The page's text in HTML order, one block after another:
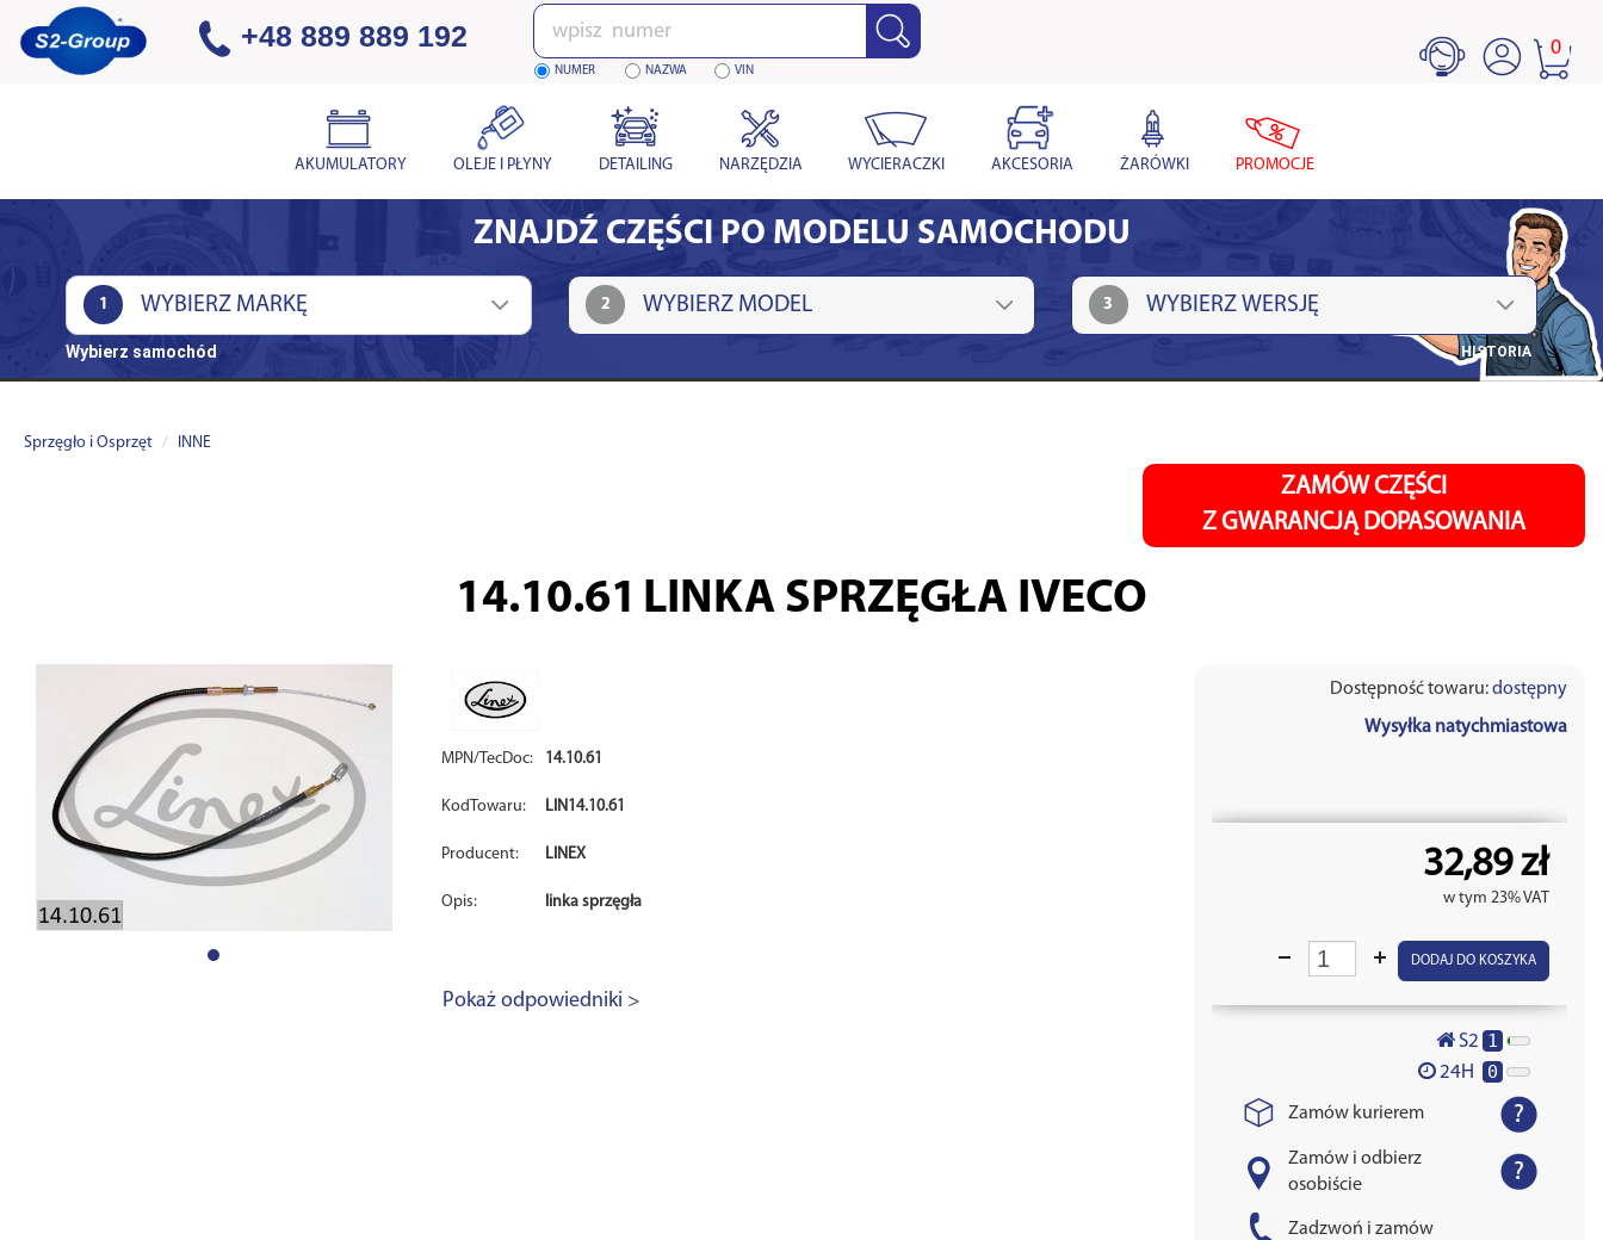
+48 889 889 192 Wpisz
numer
NUMER NAZWA VIN
0
AKUMULATORY OLEJE I PŁYNY DETAILING NARZĘDZIA WYCIERACZKI AKCESORIA ŻARÓWKI PROMOCJE
ZNAJDŹ CZĘŚCI PO MODELU SAMOCHODU
1 2 3
Wybierz samochód HISTORIA
Sprzęgło i Osprzęt INNE
ZAMÓW CZĘŚCI
Z GWARANCJĄ DOPASOWANIA
14.10.61 LINKA SPRZĘGŁA IVECO
MPN/TecDoc: 14.10.61
KodTowaru: LIN14.10.61
Producent: LINEX
Opis: linka sprzęgła
Pokaż odpowiedniki >
Dostępność towaru:dostępny
Wysyłka natychmiastowa
32,89 zł
w tym 23% VAT
DODAJ DO KOSZYKA
S2 1
24H 0
Zamów kurierem
Zamów i odbierz
osobiście
Zadzwoń i zamów